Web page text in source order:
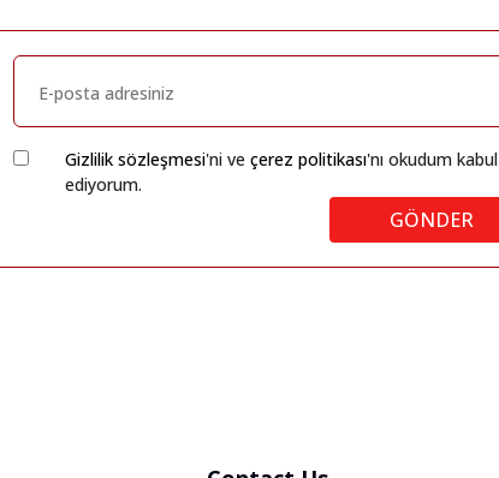
Gizlilik sözleşmesi'ni ve çerez politikası'nı okudum kabul
ediyorum.
GÖNDER